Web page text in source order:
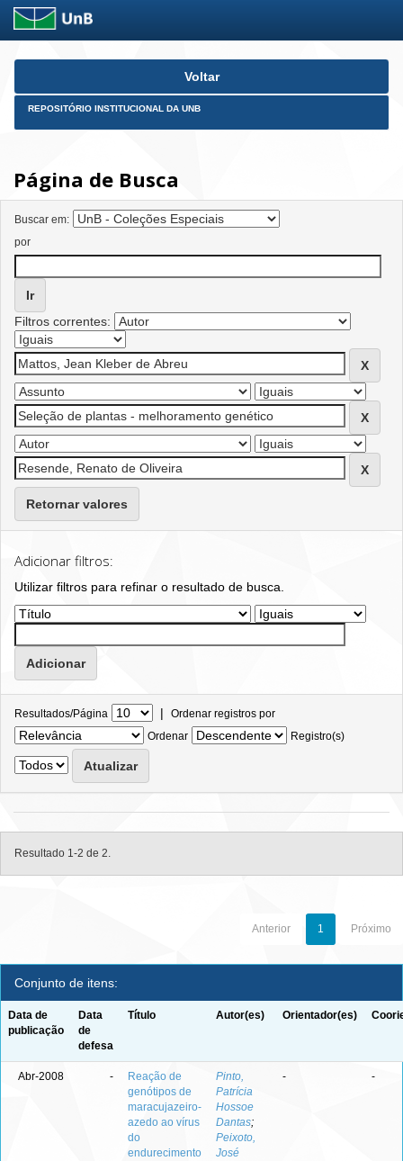
Skip
Voltar
REPOSITÓRIO INSTITUCIONAL DA UNB
Página de Busca
Buscar em:
por
Filtros correntes:
Retornar valores
Adicionar filtros:
Utilizar filtros para refinar o resultado de busca.
Resultados/Página | Ordenar registros por
Ordenar
Registro(s)
Resultado 1-2 de 2.
Anterior 1 Próximo
Conjunto de itens:
Data de
publicação
Data
de
defesa
Título Autor(es) Orientador(es)
Abr-2008 -
Reação de
genótipos de
maracujazeiro-
azedo ao vírus
do
endurecimento
Pinto,
Patrícia
Hossoe
Dantas;
Peixoto,
José
- -